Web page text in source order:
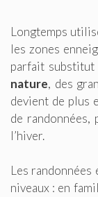
Longtemps
les zones
parfait substitut
nature, des
devient de plus
de
l’hiver.
Les
niveaux : en